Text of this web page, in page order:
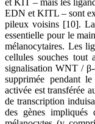
et KIT – mais les
EDN et KITL – sont
pileux voisins [10].
essentielle pour le
mélanocytaires. Les
cellules souches
signalisation WNT / β-
supprimée pendant
activée est transférée
de transcription
des gènes impliqués